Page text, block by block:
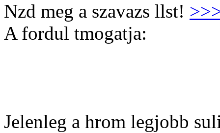
Nzd meg a szavazs llst!
A fordul tmogatja:
Jelenleg a hrom legjobb